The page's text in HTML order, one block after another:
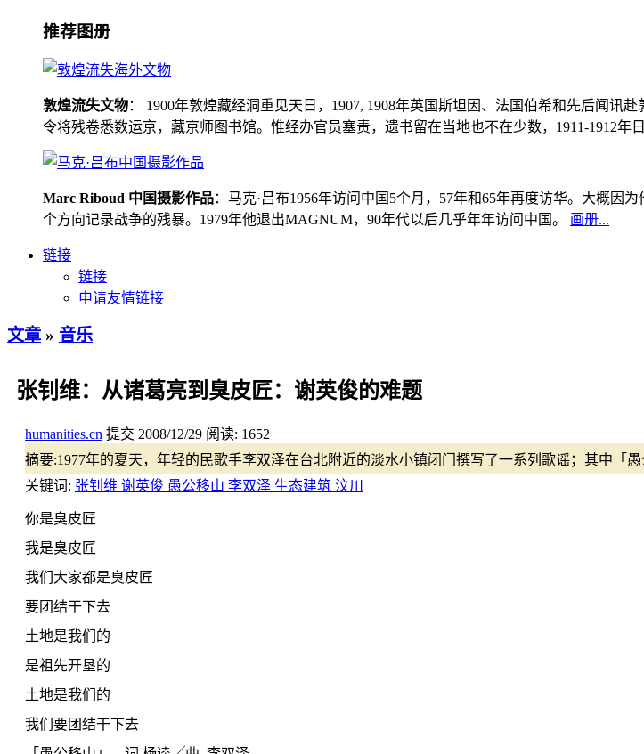
推荐图册
敦煌流失文物： 1900年敦煌藏经洞重见天日，1907, 1908年英国斯坦因、法国伯希和先后闻讯
令将残卷悉数运京，藏京师图书馆。惟经办官员塞责，遗书留在当地也不在少数，1911-1912年
Marc Riboud 中国摄影作品：马克·吕布1956年访问中国5个月，57年和65年再度访华。大概
个方向记录战争的残暴。1979年他退出MAGNUM，90年代以后几乎年年访问中国。 画册...
链接
链接
申请友情链接
文章 » 音乐
张钊维：从诸葛亮到臭皮匠：谢英俊的难题
humanities.cn 提交 2008/12/29 阅读: 1652
摘要:1977年的夏天，年轻的民歌手李双泽在台北附近的淡水小镇闭门撰写了一系列歌谣；其中「
关键词: 张钊维 谢英俊 愚公移山 李双泽 生态建筑 汶川
你是臭皮匠
我是臭皮匠
我们大家都是臭皮匠
要团结干下去
土地是我们的
是祖先开垦的
土地是我们的
我们要团结干下去